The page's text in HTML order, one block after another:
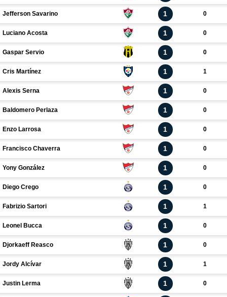
Jefferson Savarino 1 0
Luciano Acosta 1 0
Gaspar Servio 1 0
Cris Martínez 1 1
Alexis Serna 1 0
Baldomero Perlaza 1 0
Enzo Larrosa 1 0
Francisco Chaverra 1 0
Yony González 1 0
Diego Crego 1 0
Fabrizio Sartori 1 1
Leonel Bucca 1 0
Djorkaeff Reasco 1 0
Jordy Alcívar 1 1
Justin Lerma 1 0